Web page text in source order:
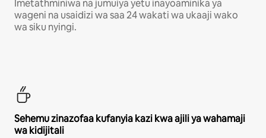
Imetathminiwa na jumuiya yetu inayoaminika ya
wageni na usaidizi wa saa 24 wakati wa ukaaji wako
wa siku nyingi.
Sehemu zinazofaa kufanyia kazi kwa ajili ya wahamaji
wa kidijitali